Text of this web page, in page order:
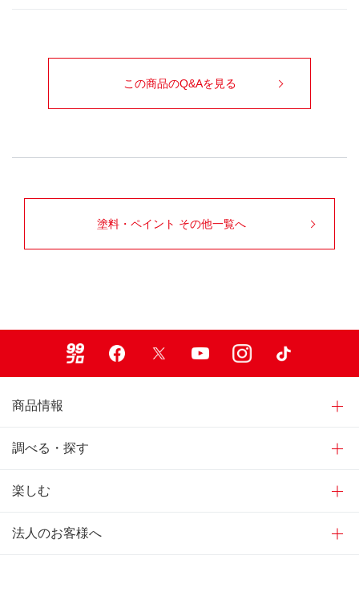
この商品のQ&Aを見る
塗料・ペイント その他一覧へ
商品情報
調べる・探す
楽しむ
法人のお客様へ